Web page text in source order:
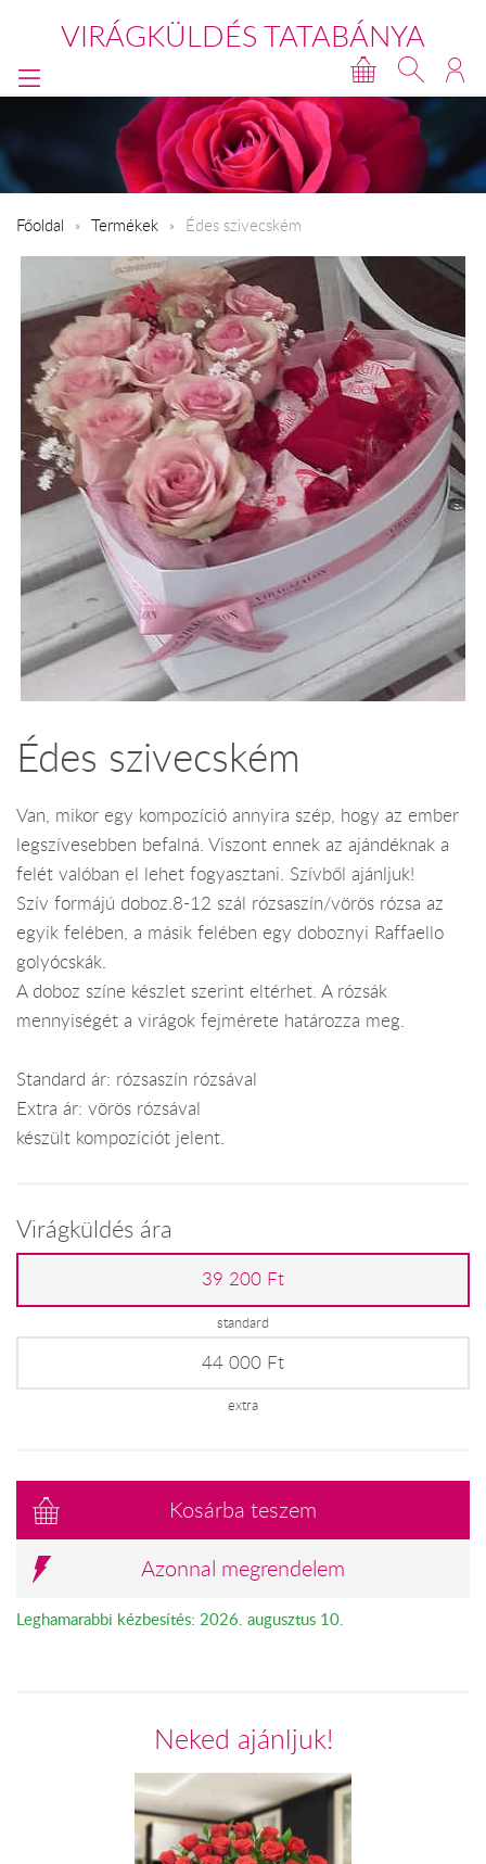
VIRÁGKÜLDÉS TATABÁNYA
Főoldal Termékek Édes szivecském
Édes szivecském
Van, mikor egy kompozíció annyira szép, hogy az ember
legszívesebben befalná. Viszont ennek az ajándéknak a
felét valóban el lehet fogyasztani. Szívből ajánljuk!
Szív formájú doboz.8-12 szál rózsaszín/vörös rózsa az
egyik felében, a másik felében egy doboznyi Raffaello
golyócskák.
A doboz színe készlet szerint eltérhet. A rózsák
mennyiségét a virágok fejmérete határozza meg.
Standard ár: rózsaszín rózsával
Extra ár: vörös rózsával
készült kompozíciót jelent.
Virágküldés ára
39 200 Ft
standard
44 000 Ft
extra
Kosárba teszem
Azonnal megrendelem
Leghamarabbi kézbesítés: 2026. augusztus 10.
Neked ajánljuk!